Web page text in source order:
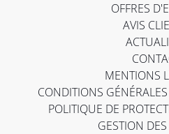
OFFRES
AVIS
MENTIONS
CONDITIONS
POLITIQUE DE
GESTION